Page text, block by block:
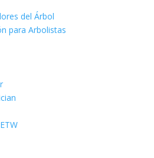
del Árbol
para Arbolistas